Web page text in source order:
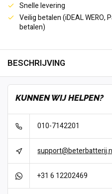
Snelle levering
Veilig betalen (iDEAL WERO,
betalen)
BESCHRIJVING
KUNNEN WIJ HELPEN?
010-7142201
+31 6 12202469